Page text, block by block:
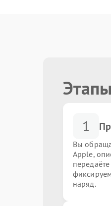
1
Вы
Apple,
наряд.